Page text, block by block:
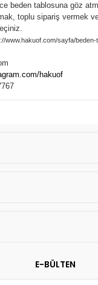
beden tablosuna göz
toplu sipariş vermek
www.hakuof.com/sayfa/beden-
hakuof
E-BÜLTEN